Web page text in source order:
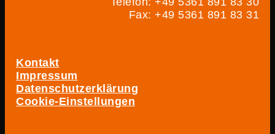
Fax: +49 5361 891 83 31
Kontakt
Impressum
Datenschutzerklärung
Cookie-Einstellungen